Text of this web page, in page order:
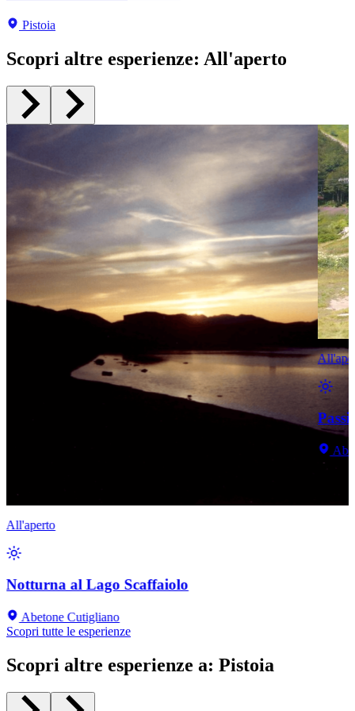
Pistoia
Pistoia
Pistoia
Pistoia
Pistoia
Pistoia
Scopri altre esperienze: All'aperto
All'aperto
Notturna al Lago Scaffaiolo
Abetone Cutigliano
Scopri tutte le esperienze
Scopri altre esperienze a: Pistoia